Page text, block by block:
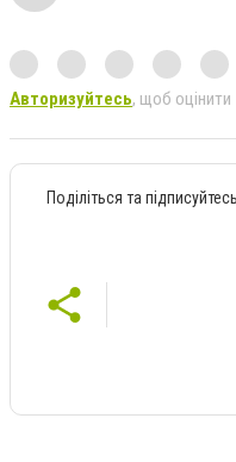
Авторизуйтесь, щоб оцінити
Поділіться та